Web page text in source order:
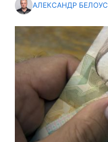
АЛЕКСАНДР БЕЛОУС